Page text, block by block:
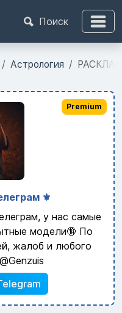
Поиск
Астрология
⚜️
у нас самые
модели🔞 По
жалоб и любого
Premium